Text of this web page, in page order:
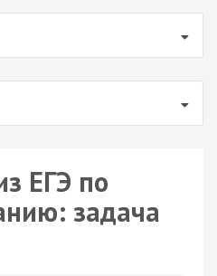
ЕГЭ по
задача